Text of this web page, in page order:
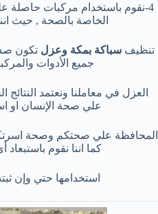
4-نقوم باستخدام مركبات حاصلة
الخاصة بالصحة , حيث
تنظيف سباكة بمكة وعزل تكون
جميع الأدوات
العزل في معاملنا ونعتمد
علي صحة الإنسان او
المحافظة علي صحتكم وصحة
كما اننا نقوم
استخدامها حتي وإن